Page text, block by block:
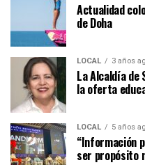
Actualidad
de Doha
LOCAL 3 años
La Alcaldía de
la oferta
LOCAL 5 años
“Información
ser propósito